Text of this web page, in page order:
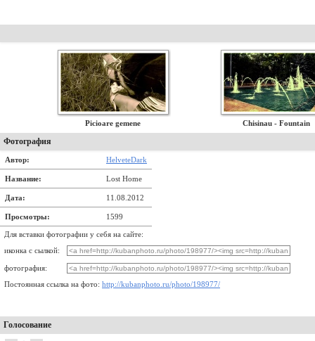
Picioare gemene Chisinau - Fountain
Фотография
Автор: HelveteDark
Название: Lost Home
Дата: 11.08.2012
Просмотры: 1599
Для вставки фотографии у себя на сайте:
иконка с сылкой:
фотография:
Постоянная ссылка на фото: http://kubanphoto.ru/photo/198977/
Голосование